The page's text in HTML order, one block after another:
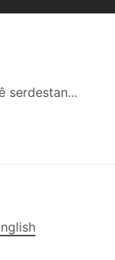
serdestan...